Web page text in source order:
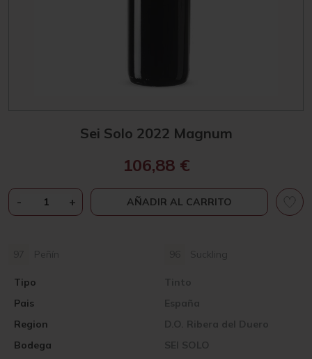
Sei Solo 2022 Magnum
Peñín Suckling
Pais España
Region D.O. Ribera del Duero
Bodega SEI SOLO
Tipo Tinto
106,88 €
-SEI
SOLO
CANTIDAD
+ AÑADIR AL CARRITO